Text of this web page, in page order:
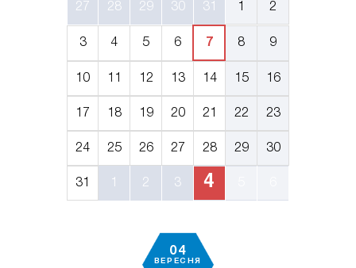
27 28 29 30 31 1 2
3 4 5 6 7 8 9
10 11 12 13 14 15 16
17 18 19 20 21 22 23
24 25 26 27 28 29 30
31 1 2 3 4
04
ВЕРЕСНЯ